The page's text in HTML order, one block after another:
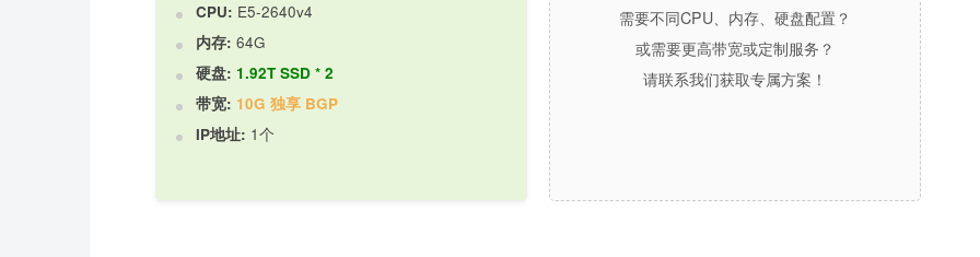
CPU: E5-2640v4
内存: 64G
硬盘: 1.92T SSD * 2
带宽: 10G 独享 BGP
IP地址: 1个
需要不同CPU、内存、硬盘配置？
或需要更高带宽或定制服务？
请联系我们获取专属方案！